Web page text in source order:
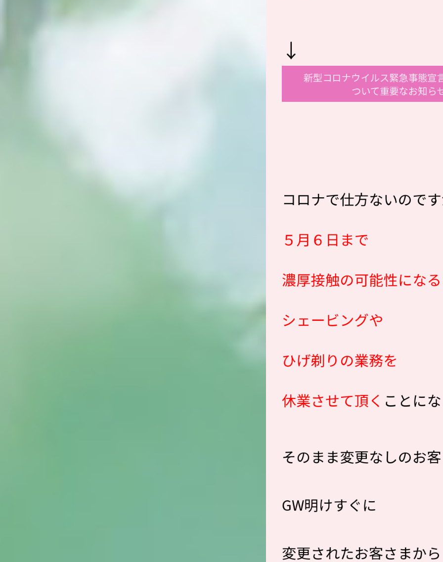
↓
新型コロナウイルス緊急事態宣
ついて重要なお知ら
コロナで仕方ないので
５月６日まで
濃厚接触の可能性になる
シェービングや
ひげ剃りの業務を
休業させて頂く ことに
そのまま変更なしのお
GW明けすぐに
変更されたお客さまから